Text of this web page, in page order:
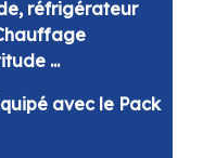
réfrigérateur
...
avec le Pack